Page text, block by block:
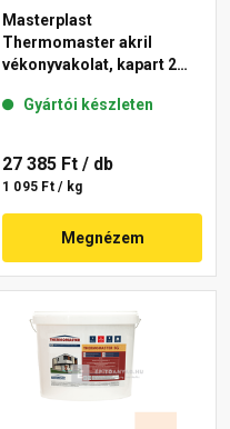
Masterplast
Thermomaster akril
vékonyvakolat, kapart 2
Gyártói készleten
27 385 Ft / db
1 095 Ft / kg
Megnézem